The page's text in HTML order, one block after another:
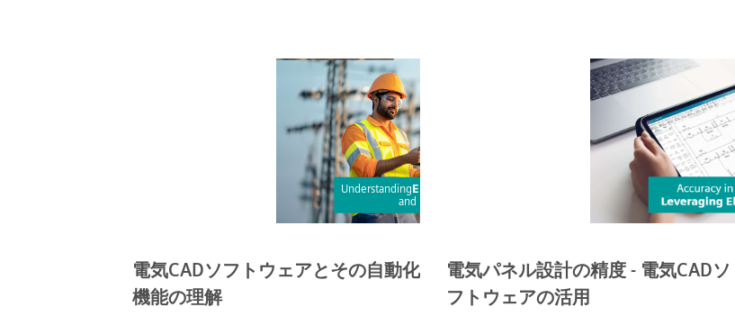
電気CADソフトウェアとその自動化
機能の理解
電気パネル設計の精度 - 電気CADソ
フトウェアの活用